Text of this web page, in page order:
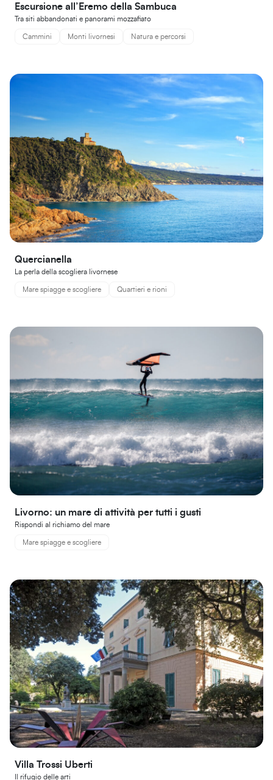
Escursione all’Eremo della Sambuca
Tra siti abbandonati e panorami mozzafiato
Cammini Monti livornesi Natura e percorsi
Quercianella
La perla della scogliera livornese
Mare spiagge e scogliere Quartieri e rioni
Livorno: un mare di attività per tutti i gusti
Rispondi al richiamo del mare
Mare spiagge e scogliere
Villa Trossi Uberti
Il rifugio delle arti